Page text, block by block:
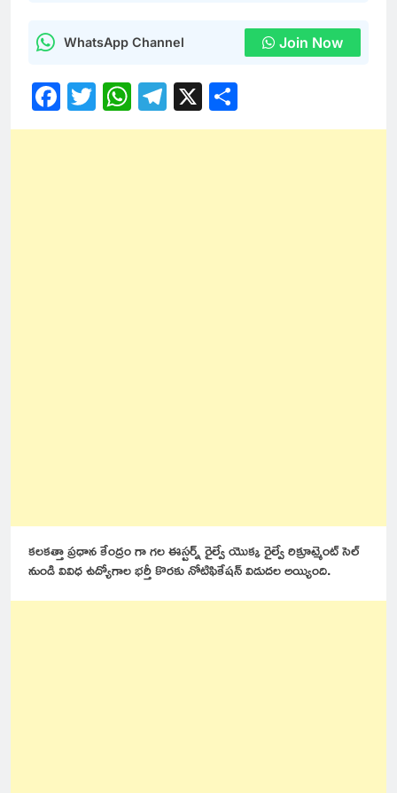
WhatsApp Channel Join Now
Facebook
Twitter
WhatsApp
Telegram
X
కలకత్తా ప్రధాన కేంద్రం గా గల ఈస్టర్న్ రైల్వే యొక్క రైల్వే రిక్రూట్మెంట్ సెల్
నుండి వివిధ ఉద్యోగాల భర్తీ కొరకు నోటిఫికేషన్ విడుదల అయ్యింది.